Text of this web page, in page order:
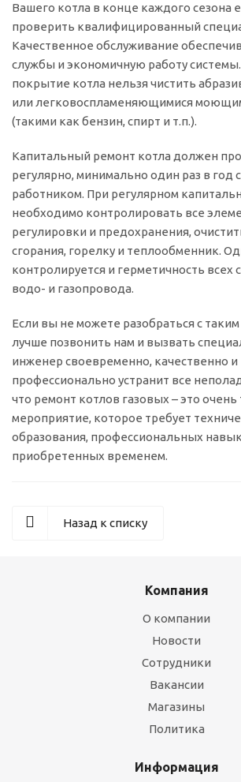
Вашего котла в конце каждого сезона
проверить квалифицированный
Качественное обслуживание
службы и экономичную работу
покрытие котла нельзя чистить
или легковоспламеняющимися
(такими как бензин, спирт и т.п.).
Капитальный ремонт котла должен
регулярно, минимально один раз в год
работником. При регулярном
необходимо контролировать все
регулировки и предохранения,
сгорания, горелку и теплообменник.
контролируется и герметичность всех
водо- и газопровода.
Если вы не можете разобраться с
лучше позвонить нам и вызвать
инженер своевременно, качественно и
профессионально устранит все
что ремонт котлов газовых – это очень
мероприятие, которое требует
образования, профессиональных
приобретенных временем.
Назад к списку
Компания
О компании
Новости
Сотрудники
Вакансии
Магазины
Политика
Информация